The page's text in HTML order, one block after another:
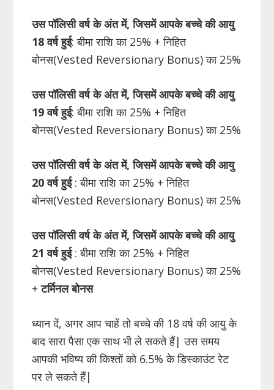
उस पॉलिसी वर्ष के अंत में, जिसमें आपके बच्चे की आयु
18 वर्ष हुई: बीमा राशि का 25% + निहित
बोनस(Vested Reversionary Bonus) का 25%
उस पॉलिसी वर्ष के अंत में, जिसमें आपके बच्चे की आयु
19 वर्ष हुई: बीमा राशि का 25% + निहित
बोनस(Vested Reversionary Bonus) का 25%
उस पॉलिसी वर्ष के अंत में, जिसमें आपके बच्चे की आयु
20 वर्ष हुई: बीमा राशि का 25% + निहित
बोनस(Vested Reversionary Bonus) का 25%
उस पॉलिसी वर्ष के अंत में, जिसमें आपके बच्चे की आयु
21 वर्ष हुई: बीमा राशि का 25% + निहित
बोनस(Vested Reversionary Bonus) का 25%
+टर्मिनल बोनस
ध्यान दें, अगर आप चाहें तो बच्चे की 18 वर्ष की आयु के
बाद सारा पैसा एक साथ भी ले सकते हैं| उस समय
आपकी भविष्य की किश्तों को 6.5% के डिस्काउंट रेट
पर ले सकते हैं|